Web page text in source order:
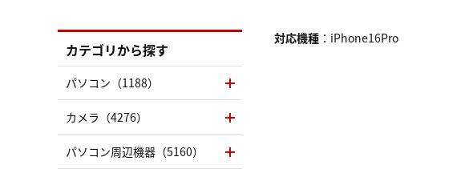
対応機種 ：iPhone16Pro
カテゴリから探す
パソコン（1188）
カメラ（4276）
パソコン周辺機器（5160）